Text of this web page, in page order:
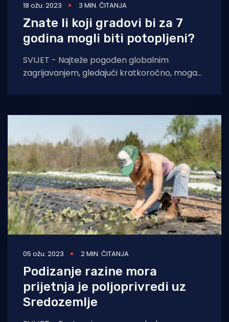
18 ožu. 2023 3 MIN. ČITANJA
Znate li koji gradovi bi za 7
godina mogli biti potopljeni?
SVIJET - Najteže pogođen globalnim
zagrijavanjem, gledajući kratkoročno, mogao
je 1,5 metara iznad razine
05 ožu. 2023 2 MIN. ČITANJA
Podizanje razine mora
prijetnja je poljoprivredi uz
Sredozemlje